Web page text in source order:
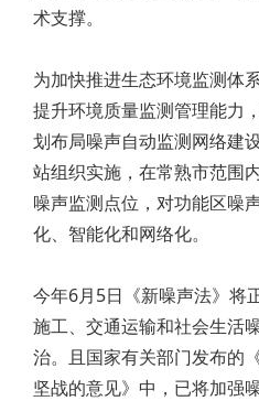
术支撑。
为加快推进生态环境监测体
提升环境质量监测管理能力
划布局噪声自动监测网络建
站组织实施，在常熟市范围
噪声监测点位，对功能区噪
化、智能化和网络化。
今年6月5日《新噪声法》将
施工、交通运输和社会生活
治。且国家有关部门发布的
坚战的意见》中，已将加强